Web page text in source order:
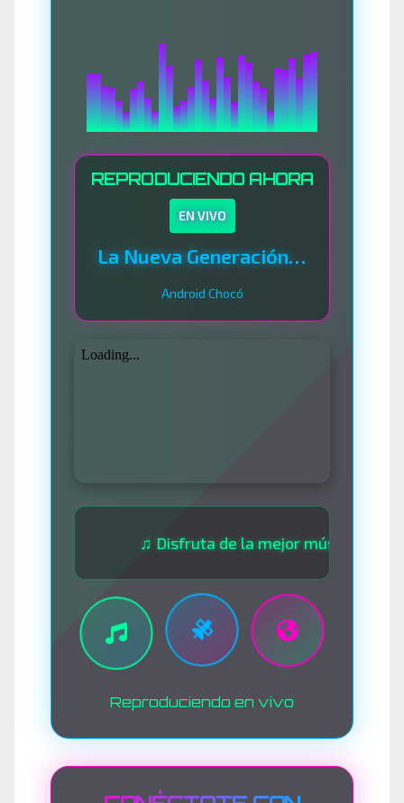
REPRODUCIENDO AHORA
EN VIVO
La Nueva Generación Del Sistema
Android Chocó
♫ Disfruta de la mejor música las 24
Reproduciendo en vivo